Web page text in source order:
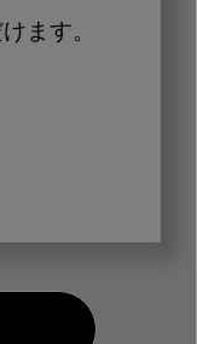
ます。